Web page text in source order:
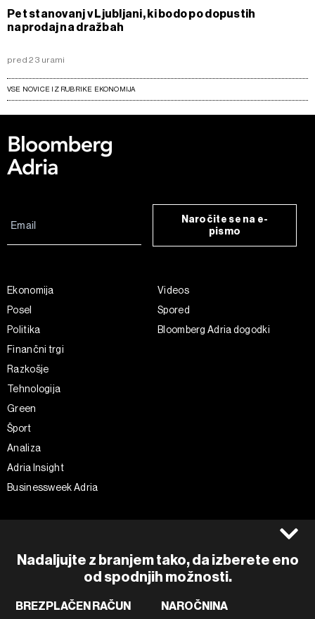
Pet stanovanj v Ljubljani, ki bodo po dopustih
naprodaj na dražbah
pred 23 urami
VSE NOVICE IZ RUBRIKE EKONOMIJA
Nadaljujte z branjem tako, da izberete eno
od spodnjih možnosti.
BREZPLAČEN RAČUN NAROČNINA
Naročite se na e-
pismo
Ekonomija
Posel
Politika
Finančni trgi
Razkošje
Tehnologija
Green
Šport
Analiza
Adria Insight
Businessweek Adria
Videos
Spored
Bloomberg Adria dogodki
Piškotki
Marketing
Instagram
Linkedin